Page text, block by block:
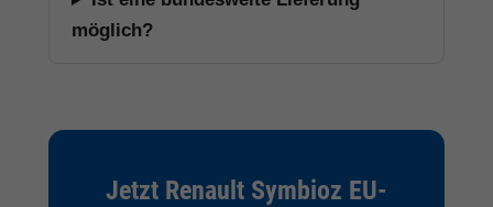
möglich?
Jetzt Renault Symbioz EU-